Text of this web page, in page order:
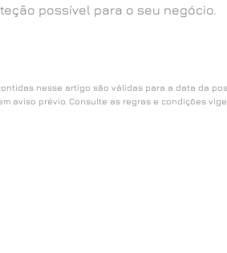
possível para o seu negócio.
nesse artigo são válidas para a data da
aviso prévio. Consulte as regras e condições